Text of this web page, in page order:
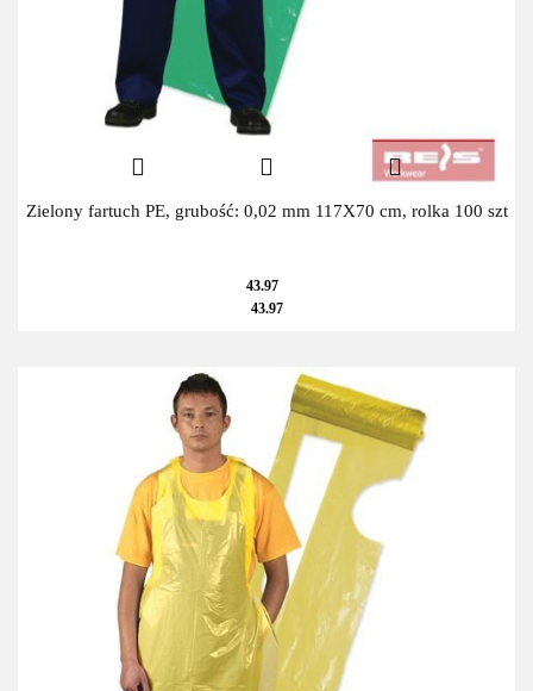
Zielony fartuch PE, grubość: 0,02 mm 117X70 cm, rolka 100 szt
43.97
43.97